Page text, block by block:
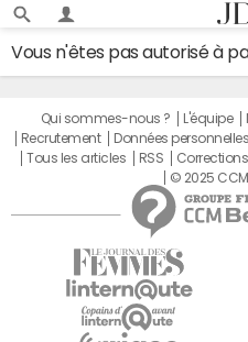
Vous n'êtes pas autorisé à
Qui sommes-nous ? L'équipe
Recrutement
Données personnelles
Tous les articles
RSS Corrections
© 2025